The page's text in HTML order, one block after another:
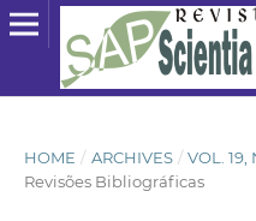
HOME / ARCHIVES / VOL. 19,
Revisões Bibliográficas